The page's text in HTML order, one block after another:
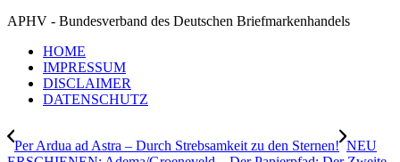
APHV - Bundesverband des Deutschen Briefmarkenhandels
HOME
IMPRESSUM
DISCLAIMER
DATENSCHUTZ
Per Ardua ad Astra – Durch Strebsamkeit zu den Sternen! NEU